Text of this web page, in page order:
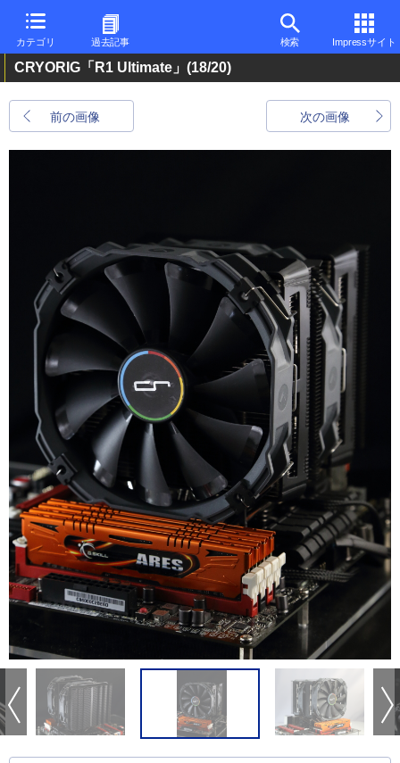
カテゴリ 過去記事 検索 Impressサイト
CRYORIG「R1 Ultimate」 (18/20)
前の画像 次の画像